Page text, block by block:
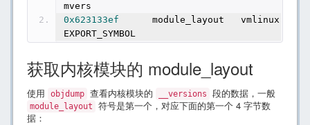
mvers
0x623133ef
      module_layout   vmlinux
EXPORT_SYMBOL
获取内核模块的 module_layout
使用 objdump 查看内核模块的 __versions 段的数据，一般
module_layout
符号是第一个，对应下面的第一个 4 字节数
据：